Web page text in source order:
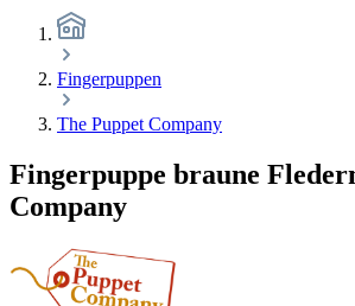
Fingerpuppen
The Puppet Company
Fingerpuppe braune
Company